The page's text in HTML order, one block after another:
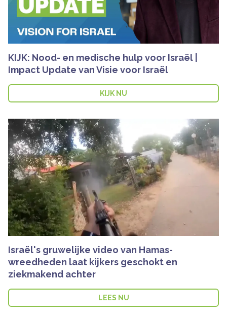
KIJK: Nood- en medische hulp voor Israël |
Impact Update van Visie voor Israël
KIJK NU
Israël's gruwelijke video van Hamas-
wreedheden laat kijkers geschokt en
ziekmakend achter
LEES NU